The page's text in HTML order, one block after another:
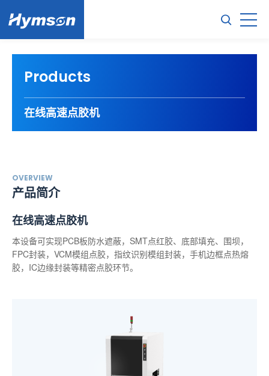
Products
在线高速点胶机
OVERVIEW
产品简介
在线高速点胶机
本设备可实现PCB板防水遮蔽，SMT点红胶、底部填充、围坝，
FPC封装，VCM模组点胶，指纹识别模组封装，手机边框点热熔
胶，IC边缘封装等精密点胶环节。